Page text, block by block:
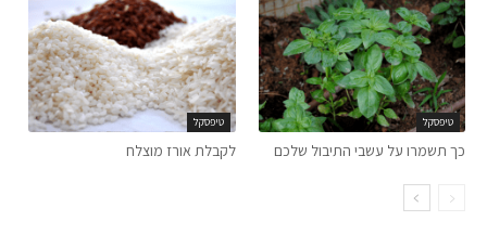
טיפסקל
כך תשמרו על עשבי התיבול שלכם
טיפסקל
לקבלת אורז מוצלח